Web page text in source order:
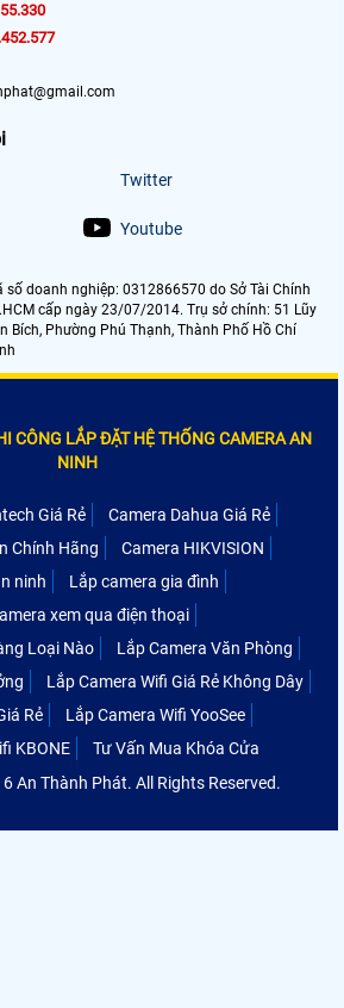
Twitter
Youtube
số doanh nghiệp: 0312866570 do Sở Tài Chính
cấp ngày 23/07/2014. Trụ sở chính: 51 Lũy
Bích, Phường Phú Thạnh, Thành Phố Hồ Chí
CÔNG LẮP ĐẶT HỆ THỐNG CAMERA AN
NINH
Giá Rẻ
Camera Dahua Giá Rẻ
Chính Hãng
Camera HIKVISION
ninh
Lắp camera gia đình
xem qua điện thoại
Loại Nào
Lắp Camera Văn Phòng
Lắp Camera Wifi Giá Rẻ Không Dây
Rẻ
Lắp Camera Wifi YooSee
KBONE
Tư Vấn Mua Khóa Cửa
An Thành Phát. All Rights Reserved.